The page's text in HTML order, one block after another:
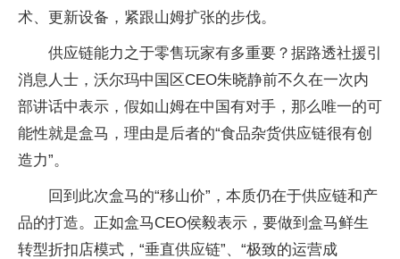
术、更新设备，紧跟山姆扩张的步伐。
供应链能力之于零售玩家有多重要？据路透社援引
消息人士，沃尔玛中国区CEO朱晓静前不久在一次内
部讲话中表示，假如山姆在中国有对手，那么唯一的可
能性就是盒马，理由是后者的“食品杂货供应链很有创
造力”。
回到此次盒马的“移山价”，本质仍在于供应链和产
品的打造。正如盒马CEO侯毅表示，要做到盒马鲜生
转型折扣店模式，“垂直供应链”、“极致的运营成